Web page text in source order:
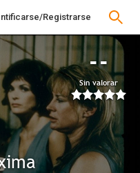
Registrarse
--
Sin valorar